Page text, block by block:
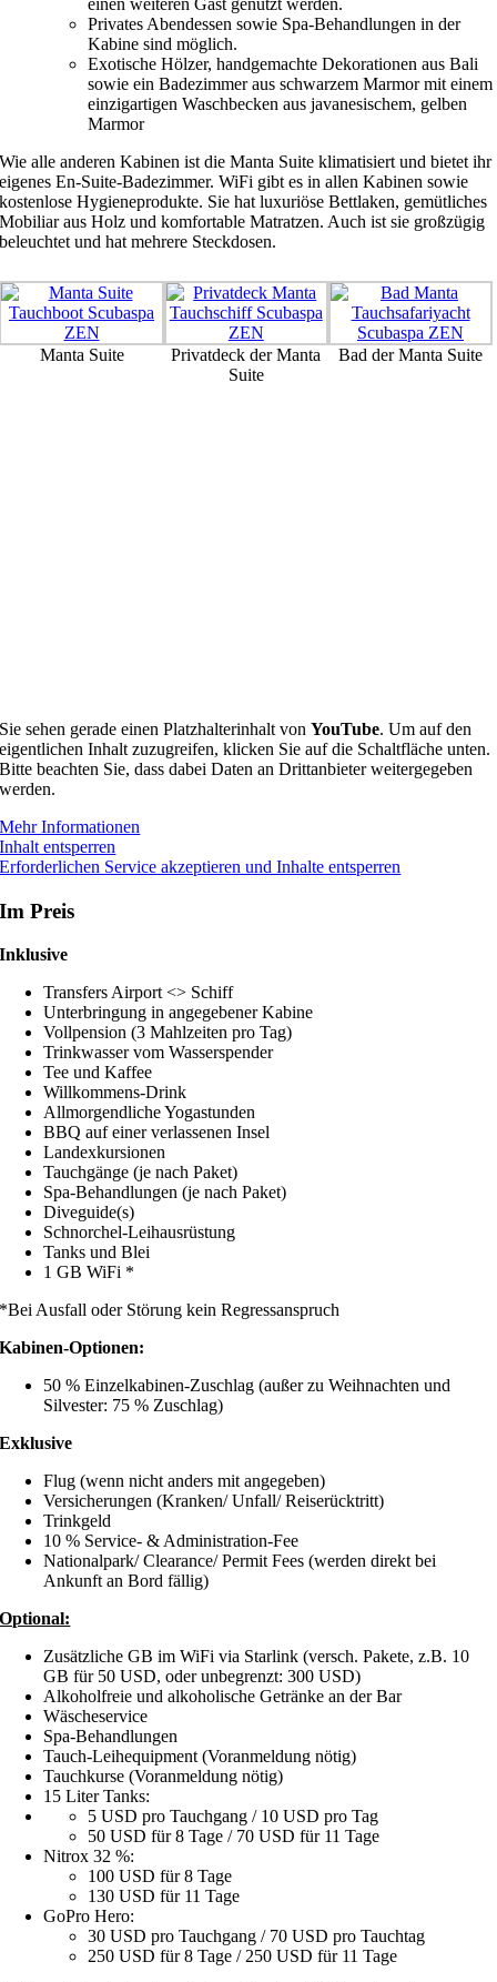
Privates Abendessen sowie Spa-Behandlungen in der
Kabine sind möglich.
Exotische Hölzer, handgemachte Dekorationen aus Bali
sowie ein Badezimmer aus schwarzem Marmor mit einem
einzigartigen Waschbecken aus javanesischem, gelben
Marmor
Wie alle anderen Kabinen ist die Manta Suite klimatisiert und bietet ihr
eigenes En-Suite-Badezimmer. WiFi gibt es in allen Kabinen sowie
kostenlose Hygieneprodukte. Sie hat luxuriöse Bettlaken, gemütliches
Mobiliar aus Holz und komfortable Matratzen. Auch ist sie großzügig
beleuchtet und hat mehrere Steckdosen.
Manta Suite
Privatdeck der Manta
Suite
Bad der Manta Suite
Sie sehen gerade einen Platzhalterinhalt vonYouTube. Um auf den
eigentlichen Inhalt zuzugreifen, klicken Sie auf die Schaltfläche unten.
Bitte beachten Sie, dass dabei Daten an Drittanbieter weitergegeben
werden.
Mehr Informationen
Inhalt entsperren
Erforderlichen Service akzeptieren und Inhalte entsperren
Im Preis
Inklusive
Transfers Airport <> Schiff
Unterbringung in angegebener Kabine
Vollpension (3 Mahlzeiten pro Tag)
Trinkwasser vom Wasserspender
Tee und Kaffee
Willkommens-Drink
Allmorgendliche Yogastunden
BBQ auf einer verlassenen Insel
Landexkursionen
Tauchgänge (je nach Paket)
Spa-Behandlungen (je nach Paket)
Diveguide(s)
Schnorchel-Leihausrüstung
Tanks und Blei
1 GB WiFi *
*Bei Ausfall oder Störung kein Regressanspruch
Kabinen-Optionen:
50 % Einzelkabinen-Zuschlag (außer zu Weihnachten und
Silvester: 75 % Zuschlag)
Exklusive
Flug (wenn nicht anders mit angegeben)
Versicherungen (Kranken/ Unfall/ Reiserücktritt)
Trinkgeld
10 % Service- & Administration-Fee
Nationalpark/ Clearance/ Permit Fees (werden direkt bei
Ankunft an Bord fällig)
Optional:
Zusätzliche GB im WiFi via Starlink (versch. Pakete, z.B. 10
GB für 50 USD, oder unbegrenzt: 300 USD)
Alkoholfreie und alkoholische Getränke an der Bar
Wäscheservice
Spa-Behandlungen
Tauch-Leihequipment (Voranmeldung nötig)
Tauchkurse (Voranmeldung nötig)
15 Liter Tanks:
5 USD pro Tauchgang / 10 USD pro Tag
50 USD für 8 Tage / 70 USD für 11 Tage
Nitrox 32 %:
100 USD für 8 Tage
130 USD für 11 Tage
GoPro Hero:
30 USD pro Tauchgang / 70 USD pro Tauchtag
250 USD für 8 Tage / 250 USD für 11 Tage